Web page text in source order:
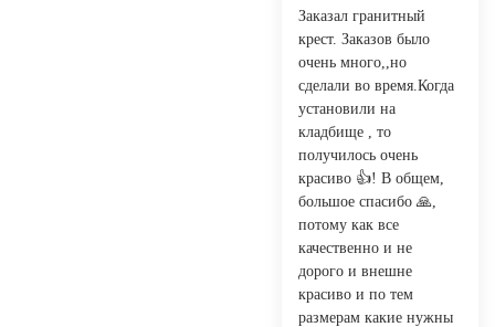
Заказал гранитный
крест. Заказов было
очень много,,но
сделали во время.Когда
установили на
кладбище , то
получилось очень
красиво 👍! В общем,
большое спасибо 🙏,
потому как все
качественно и не
дорого и внешне
красиво и по тем
размерам какие нужны